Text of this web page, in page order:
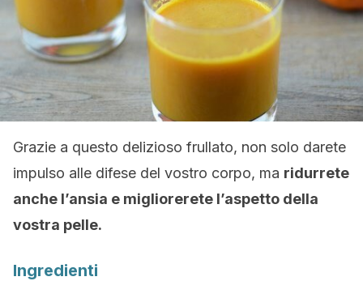
Grazie a questo delizioso frullato, non solo darete
impulso alle difese del vostro corpo, ma ridurrete
anche l’ansia e migliorerete l’aspetto della
vostra pelle.
Ingredienti